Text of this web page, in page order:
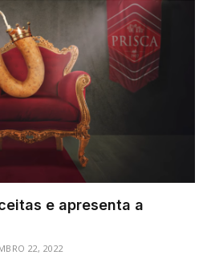
e apresenta a
22, 2022